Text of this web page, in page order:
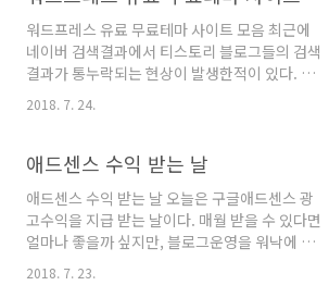
워드프레스 유료 무료테마 사이트 모음 최근에
네이버 검색결과에서 티스토리 블로그들의 검색
결과가 통누락되는 현상이 발생한적이 있다. 하
여 한동안 시끌벅쩍 하기도 했는데, 하여 티스토
리블로그를 대신할 수 있는 새로운 플랫폼 워드
다. 아무래도 독립적으로 호스팅하여 서비스하게
슈에도 덜 흔들릴 수 있지 않을까 하는 심리적 요
인도 있지 않았을까 싶다. 암튼, 어떤 플랫폼도
100% 완벽하기만한 건 아니기에, 워드프레스도
나름의 장단점은 있으니 검색을 통해 적절히 이
2018. 7. 24.
애드센스 수익 받는 날
애드센스 수익 받는 날 오늘은 구글애드센스 광
고수익을 지급 받는 날이다. 매월 받을 수 있다면
얼마나 좋을까 싶지만, 블로그운영을 워낙에 들
쭉날쭉 하다시피 하니, 매월 받는건 힘들고 띄엄
띄엄 용돈벌이식으로는 괜찮은것 같다. 용돈으로
2018. 7. 23.